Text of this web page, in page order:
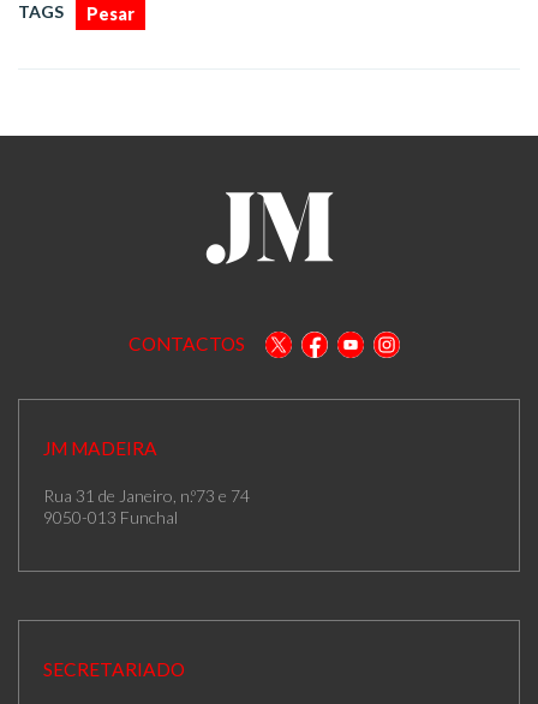
TAGS Pesar
CONTACTOS
JM MADEIRA
Rua 31 de Janeiro, n.º73 e 74
9050-013 Funchal
SECRETARIADO